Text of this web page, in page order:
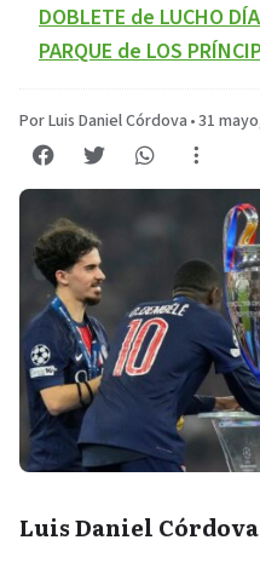
DOBLETE de LUCHO
PARQUE de LOS
Por Luis Daniel Córdova •31
Luis Daniel Córdova